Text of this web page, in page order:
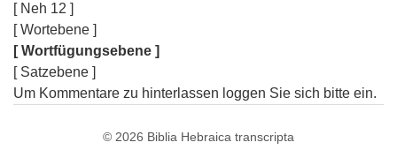
[ Neh 12 ]
[ Wortebene ]
[ Wortfügungsebene ]
[ Satzebene ]
Um Kommentare zu hinterlassen loggen Sie sich bitte ein.
© 2026 Biblia Hebraica transcripta